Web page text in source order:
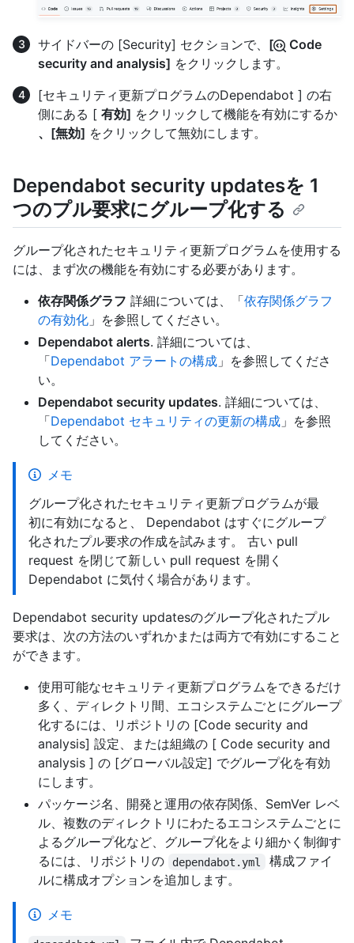
サイドバーの [Security] セクションで、 [
Code
security and analysis] をクリックします。
[セキュリティ更新プログラムのDependabot ] の右
側にある [ 有効] をクリックして機能を有効にするか
、[無効] をクリックして無効にします。
Dependabot security updatesを 1
つのプル要求にグループ化する
グループ化されたセキュリティ更新プログラムを使用する
には、まず次の機能を有効にする必要があります。
依存関係グラフ 詳細については、「依存関係グラフ
の有効化 」を参照してください。
Dependabot alerts. 詳細については、
「Dependabot アラートの構成 」を参照してくださ
い。
Dependabot security updates. 詳細については、
「Dependabot セキュリティの更新の構成 」を参照
してください。
メモ
グループ化されたセキュリティ更新プログラムが最
初に有効になると、 Dependabot はすぐにグループ
化されたプル要求の作成を試みます。 古い pull
request を閉じて新しい pull request を開く
Dependabot に気付く場合があります。
Dependabot security updatesのグループ化されたプル
要求は、次の方法のいずれかまたは両方で有効にすること
ができます。
使用可能なセキュリティ更新プログラムをできるだけ
多く、ディレクトリ間、エコシステムごとにグループ
化するには、リポジトリの [Code security and
analysis] 設定、または組織の [ Code security and
analysis ] の [グローバル設定] でグループ化を有効
にします。
パッケージ名、開発と運用の依存関係、SemVer レベ
ル、複数のディレクトリにわたるエコシステムごとに
よるグループ化など、グループ化をより細かく制御す
るには、リポジトリの
dependabot.yml
構成ファイ
ルに構成オプションを追加します。
メモ